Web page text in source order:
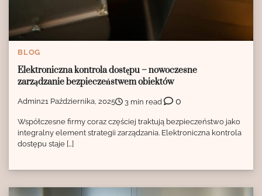
BLOG
Elektroniczna kontrola dostępu – nowoczesne
zarządzanie bezpieczeństwem obiektów
Admin21 Października, 2025 3 min read 0
Współczesne firmy coraz częściej traktują bezpieczeństwo jako
integralny element strategii zarządzania. Elektroniczna kontrola
dostępu staje […]